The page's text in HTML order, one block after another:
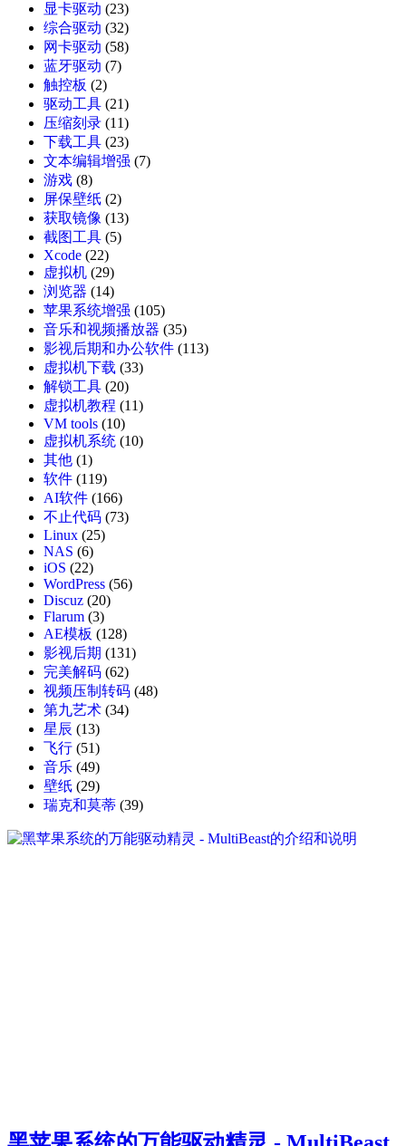
显卡驱动 (23)
综合驱动 (32)
网卡驱动 (58)
蓝牙驱动 (7)
触控板 (2)
驱动工具 (21)
压缩刻录 (11)
下载工具 (23)
文本编辑增强 (7)
游戏 (8)
屏保壁纸 (2)
获取镜像 (13)
截图工具 (5)
Xcode (22)
虚拟机 (29)
浏览器 (14)
苹果系统增强 (105)
音乐和视频播放器 (35)
影视后期和办公软件 (113)
虚拟机下载 (33)
解锁工具 (20)
虚拟机教程 (11)
VM tools (10)
虚拟机系统 (10)
其他 (1)
软件 (119)
AI软件 (166)
不止代码 (73)
Linux (25)
NAS (6)
iOS (22)
WordPress (56)
Discuz (20)
Flarum (3)
AE模板 (128)
影视后期 (131)
完美解码 (62)
视频压制转码 (48)
第九艺术 (34)
星辰 (13)
飞行 (51)
音乐 (49)
壁纸 (29)
瑞克和莫蒂 (39)